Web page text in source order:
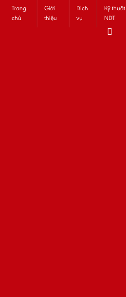
Trang
chủ
Giới
thiệu
Dịch
vụ
Kỹ thuật
NDT